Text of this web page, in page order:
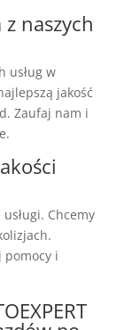
naszych
usług w
jakość
Zaufaj nam i
Chcemy
pomocy i